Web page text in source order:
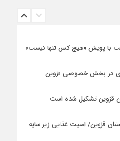
با پویش «هیچ‌ کس تنها نیست»
در بخش خصوصی قزوین
قزوین/ امنیت غذایی زیر سایه